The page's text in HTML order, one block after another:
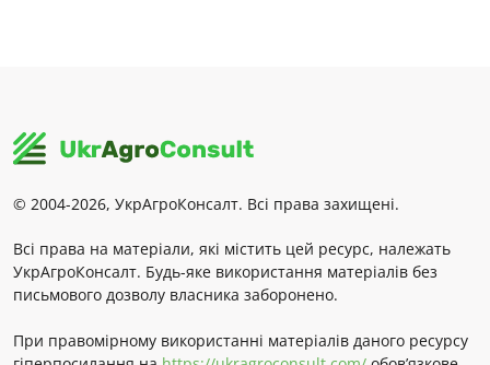
© 2004-2026, УкрАгроКонсалт. Всі права захищені.
Всі права на матеріали, які містить цей ресурс, належать
УкрАгроКонсалт. Будь-яке використання матеріалів без
письмового дозволу власника заборонено.
При правомірному використанні матеріалів даного ресурсу